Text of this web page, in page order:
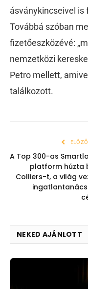
ásványkincseivel is
Továbbá szóban
fizetőeszközévé:
nemzetközi
Petro mellett,
találkozott.
A Top 300-as
platform húzta
Colliers-t, a világ
NEKED AJÁNLOTT